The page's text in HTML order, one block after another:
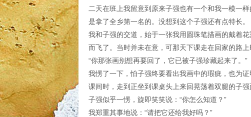
二天在班上我留意到原来子强也有一个和我一模一
是拿了全乡第一名的。没想到这个子强还有点特长。
我和子强的交道，始于一张我用圆珠笔描画的戴着
而飞了。当时并未在意，可那天下课走在回家的路
“你那张画别想再要回了，它已被子强珍藏起来了。”
我愣了一下，怕子强终要看出我画中的瑕疵，也为
课间时，走到正坐到课桌头上来回晃荡着双腿的子
子强似乎一愣，旋即笑笑说：“你怎么知道？”
我郑重其事地说：“请把它还给我好吗？”